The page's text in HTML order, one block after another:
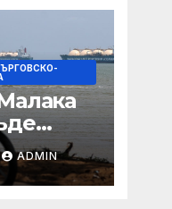
точка,
ADMIN